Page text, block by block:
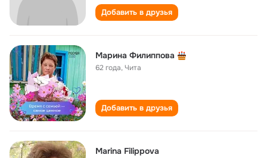
Добавить в друзья
Марина Филиппова
62 года,Чита
Добавить в друзья
Marina Filippova